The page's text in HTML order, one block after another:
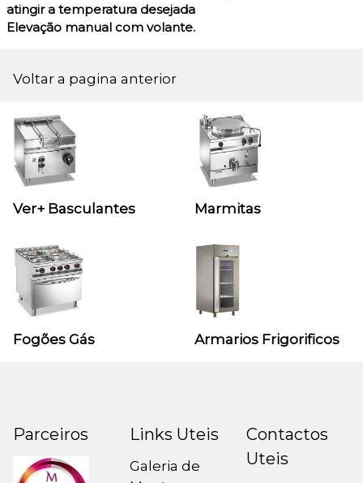
atingir a temperatura desejada
Elevação manual com volante.
Voltar a pagina anterior
Ver+ Basculantes Marmitas
Fogões Gás Armarios Frigorificos
Parceiros Links Uteis
Galeria de
Contactos
Uteis